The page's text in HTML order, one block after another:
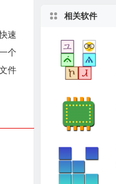
速
个
件
相关软件